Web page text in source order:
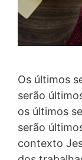
Os últimos
serão
os últimos
serão
contexto